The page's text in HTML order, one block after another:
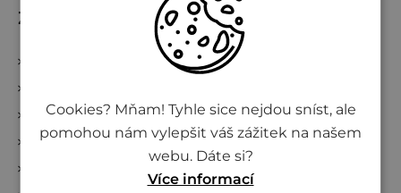
Zákaznický servis
Podmínky ochrany osobních údajů
Vše o nákupu
Cookies? Mňam! Tyhle sice nejdou sníst, ale
pomohou nám vylepšit váš zážitek na našem
webu. Dáte si?
Více informací